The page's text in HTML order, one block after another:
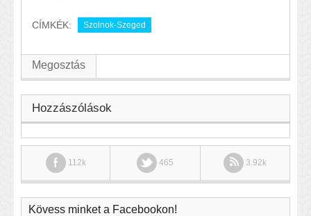
CÍMKÉK: Szolnok-Szeged
Megosztás
Hozzászólások
112k 465 3.92k
Kövess minket a Facebookon!